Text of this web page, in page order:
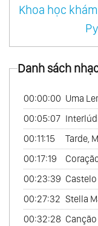
Khoa học
Danh sách
00:00:00 Uma
00:05:07
00:11:15
Tarde,
00:17:19
00:23:39 Castelo
00:27:32 Stella
00:32:28